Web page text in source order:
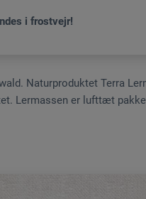
i frostvejr!
Naturproduktet Terra
Lermassen er lufttæt